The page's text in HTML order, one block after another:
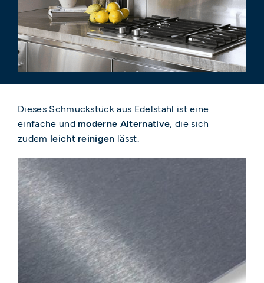
Dieses Schmuckstück aus Edelstahl ist eine
einfache und moderne Alternative , die sich
zudem leicht reinigen lässt.